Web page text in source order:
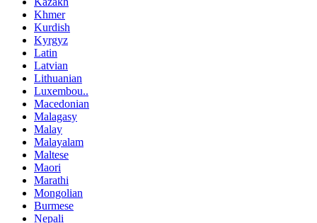
Khmer
Kurdish
Kyrgyz
Latin
Latvian
Lithuanian
Luxembou..
Macedonian
Malagasy
Malay
Malayalam
Maltese
Maori
Marathi
Mongolian
Burmese
Nepali